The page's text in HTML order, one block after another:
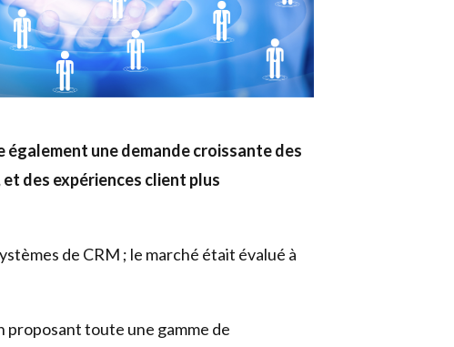
également une demande croissante des
des expériences client plus
de CRM ; le marché était évalué à
proposant toute une gamme de